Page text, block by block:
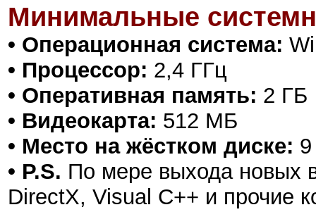
Минимальные
• Операционная система:
• Процессор: 2,4 ГГц
• Оперативная память: 2 ГБ
• Видеокарта: 512 МБ
• Место на жёстком диске:
• P.S. По мере выхода новых
DirectX, Visual C++ и прочие